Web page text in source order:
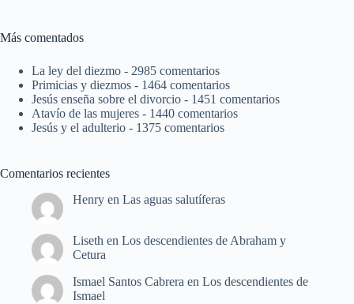
Más comentados
La ley del diezmo - 2985 comentarios
Primicias y diezmos - 1464 comentarios
Jesús enseña sobre el divorcio - 1451 comentarios
Atavío de las mujeres - 1440 comentarios
Jesús y el adulterio - 1375 comentarios
Comentarios recientes
Henry en Las aguas salutíferas
Liseth en Los descendientes de Abraham y
Cetura
Ismael Santos Cabrera en Los descendientes de
Ismael